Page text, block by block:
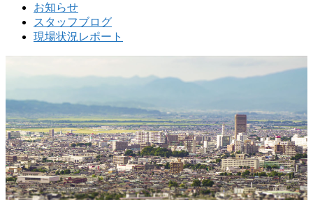
お知らせ
スタッフブログ
現場状況レポート
の歴史ある実績・建設技術と、旧カネフジハウス
利くフットワークが結びついた新しい建設会社で